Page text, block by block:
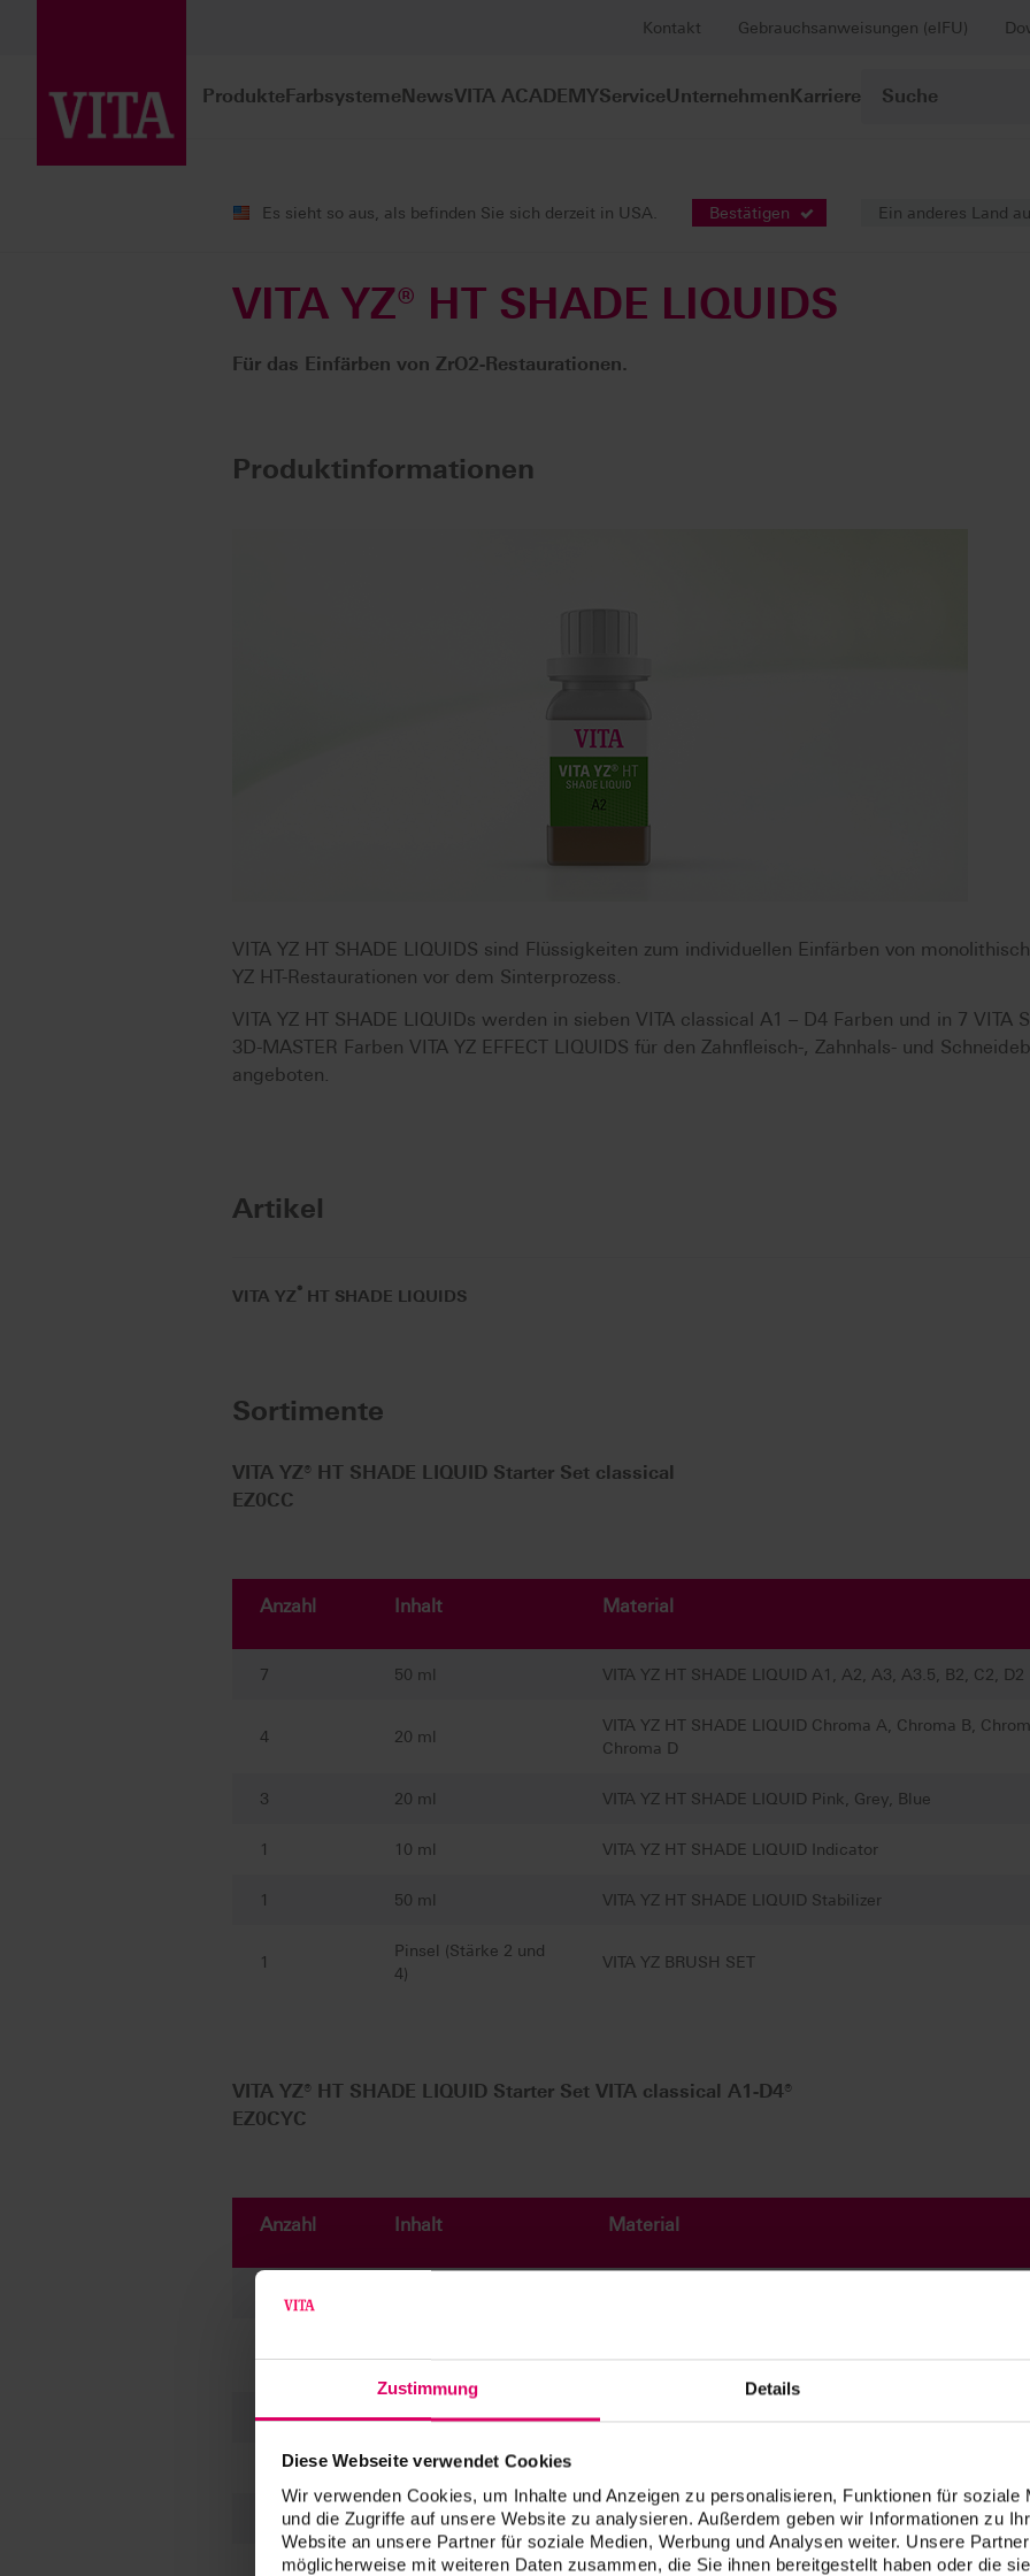
Zustimmung Details
Diese Webseite verwendet Cookies
Wir verwenden Cookies, um Inhalte und Anzeigen zu personalisieren, Funktionen für soziale
und die Zugriffe auf unsere Website zu analysieren. Außerdem geben wir Informationen zu
Website an unsere Partner für soziale Medien, Werbung und Analysen weiter. Unsere
möglicherweise mit weiteren Daten zusammen, die Sie ihnen bereitgestellt haben oder die
Kontakt Gebrauchsanweisungen (eIFU)
ProdukteFarbsystemeNewsVITA ACADEMYServiceUnternehmenKarriere
Es sieht so aus, als befinden Sie sich derzeit in USA. Bestätigen Ein anderes Land
VITA YZ® HT SHADE LIQUIDS
Für das Einfärben von ZrO2-Restaurationen.
Produktinformationen
VITA YZ HT SHADE LIQUIDS sind Flüssigkeiten zum individuellen Einfärben von
YZ HT-Restaurationen vor dem Sinterprozess.
VITA YZ HT SHADE LIQUIDs werden in sieben VITA classical A1 – D4 Farben und in 7 VITA
3D-MASTER Farben VITA YZ EFFECT LIQUIDS für den Zahnfleisch-, Zahnhals- und
angeboten.
Artikel
VITA YZ® HT SHADE LIQUIDS
Sortimente
VITA YZ® HT SHADE LIQUID Starter Set classical
EZ0CC
Anzahl Inhalt Material
7 50 ml VITA YZ HT SHADE LIQUID A1, A2, A3, A3.5, B2, C2, D2
4 20 ml
VITA YZ HT SHADE LIQUID Chroma A, Chroma B,
Chroma D
3 20 ml VITA YZ HT SHADE LIQUID Pink, Grey, Blue
1 10 ml VITA YZ HT SHADE LIQUID Indicator
1 50 ml VITA YZ HT SHADE LIQUID Stabilizer
1
Pinsel (Stärke 2 und
4)
VITA YZ BRUSH SET
VITA YZ® HT SHADE LIQUID Starter Set VITA classical A1-D4®
EZ0CYC
Anzahl Inhalt Material
4 20 ml
3 20 ml VITA YZ EFFECT LIQUID Pink, Grey, Blue
10 ml
50 ml VITA YZ EFFECT LIQUID Stabilizer
Pinsel (Stärke 2 und